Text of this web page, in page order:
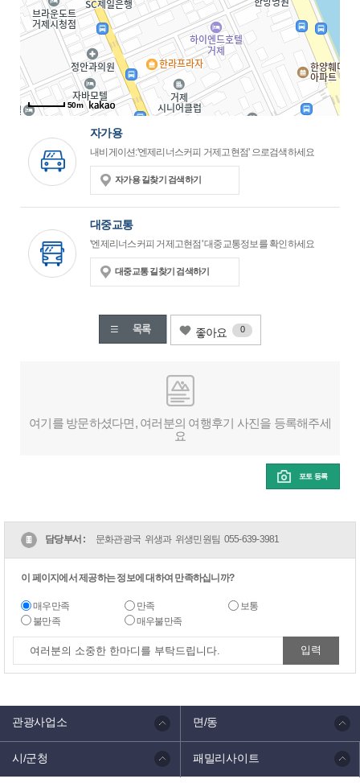
50m
자가용
내비게이션:'엔제리너스커피 거제고현점' 으로검색하세요
자가용 길찾기 검색하기
대중교통
'엔제리너스커피 거제고현점' 대중교통정보를 확인하세요
대중교통 길찾기 검색하기
좋아요 0
여기를 방문하셨다면, 여러분의 여행후기 사진을 등록해주세
요
포토 등록
담당부서 : 문화관광국 위생과 위생민원팀 055-639-3981
이 페이지에서 제공하는 정보에 대하여 만족하십니까?
매우만족 만족
보통
불만족
매우불만족
관광사업소 면/동
시/군청 패밀리사이트